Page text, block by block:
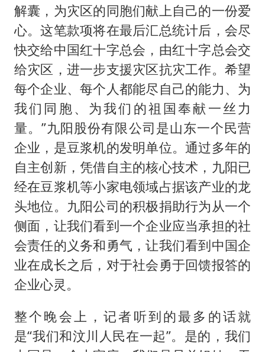
解囊，为灾区的同胞们献上自己的一份爱
心。这笔款项将在最后汇总统计后，会尽
快交给中国红十字总会，由红十字总会交
给灾区，进一步支援灾区抗灾工作。希望
每个企业、每个人都能尽自己的能力、为
我们同胞、为我们的祖国奉献一丝力
量。”九阳股份有限公司是山东一个民营
企业，是豆浆机的发明单位。通过多年的
自主创新，凭借自主的核心技术，九阳已
经在豆浆机等小家电领域占据该产业的龙
头地位。九阳公司的积极捐助行为从一个
侧面，让我们看到一个企业应当承担的社
会责任的义务和勇气，让我们看到中国企
业在成长之后，对于社会勇于回馈报答的
企业心灵。
整个晚会上，记者听到的最多的话就
是“我们和汶川人民在一起”。是的，我们